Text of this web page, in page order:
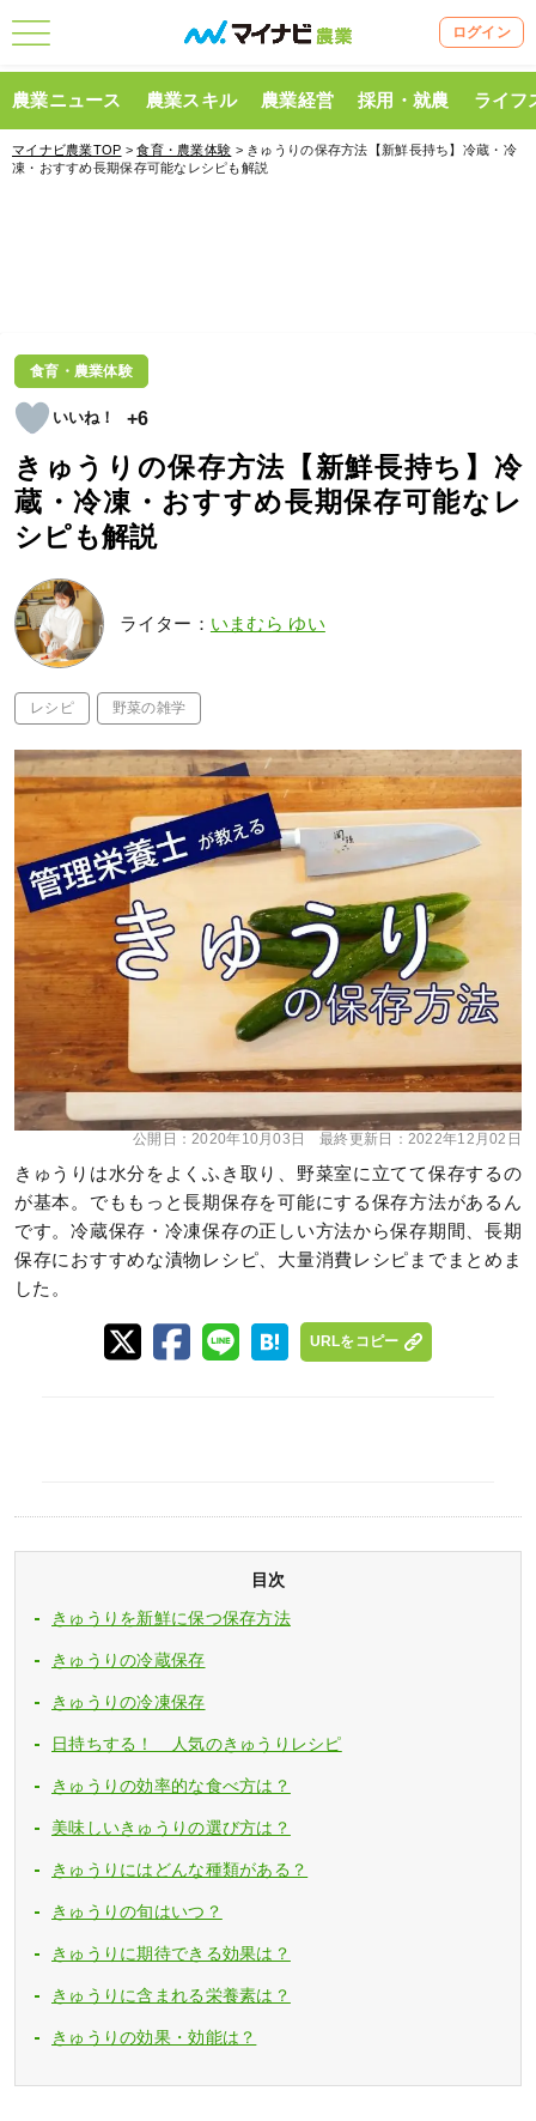
ログイン
農業ニュース 農業スキル 農業経営 採用・就農 ライフ
マイナビ農業TOP >食育・農業体験 > きゅうりの保存方法【新鮮長持ち】冷蔵・冷
凍・おすすめ長期保存可能なレシピも解説
食育・農業体験
+6
きゅうりの保存方法【新鮮長持ち】冷
蔵・冷凍・おすすめ長期保存可能なレ
シピも解説
ライター： いまむら ゆい
レシピ 野菜の雑学
公開日：2020年10月03日 最終更新日： 2022年12月02日
きゅうりは水分をよくふき取り、野菜室に立てて保存するの
が基本。でももっと長期保存を可能にする保存方法があるん
です。冷蔵保存・冷凍保存の正しい方法から保存期間、長期
保存におすすめな漬物レシピ、大量消費レシピまでまとめま
した。
URLをコピー
目次
きゅうりを新鮮に保つ保存方法
きゅうりの冷蔵保存
きゅうりの冷凍保存
日持ちする！ 人気のきゅうりレシピ
きゅうりの効率的な食べ方は？
美味しいきゅうりの選び方は？
きゅうりにはどんな種類がある？
きゅうりの旬はいつ？
きゅうりに期待できる効果は？
きゅうりに含まれる栄養素は？
きゅうりの効果・効能は？